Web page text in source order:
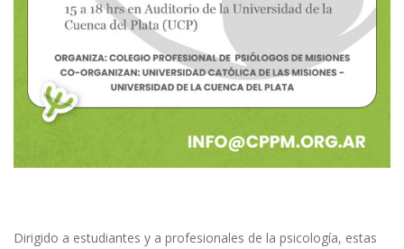
Dirigido a estudiantes y a profesionales de la psicología, estas